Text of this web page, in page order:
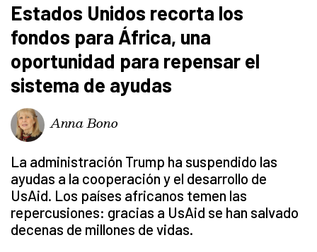
Estados Unidos recorta los
fondos para África, una
oportunidad para repensar el
sistema de ayudas
Anna Bono
La administración Trump ha suspendido las
ayudas a la cooperación y el desarrollo de
UsAid. Los países africanos temen las
repercusiones: gracias a UsAid se han salvado
decenas de millones de vidas.